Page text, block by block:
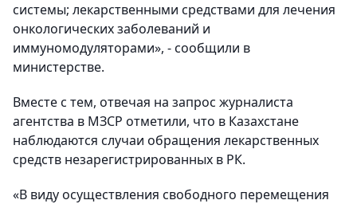
системы; лекарственными средствами для лечения
онкологических заболеваний и
иммуномодуляторами», - сообщили в
министерстве.
Вместе с тем, отвечая на запрос журналиста
агентства в МЗСР отметили, что в Казахстане
наблюдаются случаи обращения лекарственных
средств незарегистрированных в РК.
«В виду осуществления свободного перемещения